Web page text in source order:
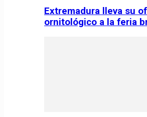
Extremadura lleva su
ornitológico a la feria